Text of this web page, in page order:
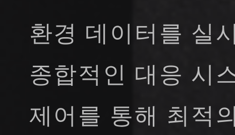
환경 데이터를 실
종합적인 대응 시
제어를 통해 최적